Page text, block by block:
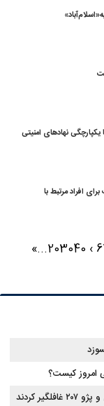
یکپارچگی نهادهای امنیتی
برای افراد مرتبط با
6
›
203040
...
»
کردند